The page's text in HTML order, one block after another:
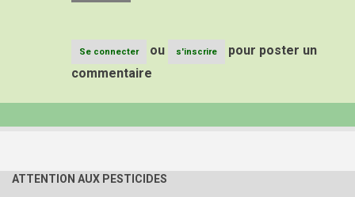
Se connecter ou s'inscrire
pour poster un
commentaire
ATTENTION AUX PESTICIDES